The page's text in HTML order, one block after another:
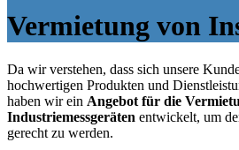
Vermietung von
Da wir verstehen, dass sich unsere
hochwertigen Produkten und
haben wir ein Angebot für die
Industriemessgeräten entwickelt, um
gerecht zu werden.